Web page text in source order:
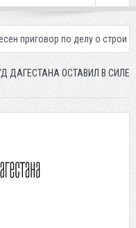
по делу о строительстве
ДАГЕСТАНА ОСТАВИЛ В СИЛЕ